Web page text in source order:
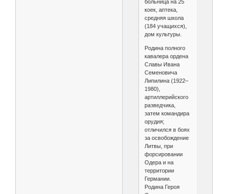
больница на 25
коек, аптека,
средняя школа
(184 учащихся),
дом культуры.
Родина полного
кавалера ордена
Славы Ивана
Семеновича
Липилина (1922–
1980),
артиллерийского
разведчика,
затем командира
орудия;
отличился в боях
за освобождение
Литвы, при
форсировании
Одера и на
территории
Германии.
Родина Героя